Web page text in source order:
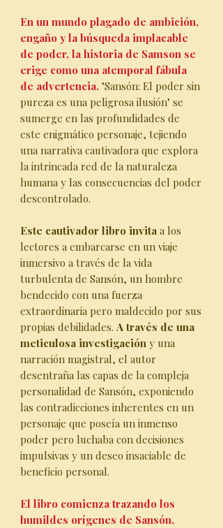
En un mundo plagado de ambición,
engaño y la búsqueda implacable
de poder, la historia de Samson se
erige como una atemporal fábula
de advertencia. "Sansón: El poder sin
pureza es una peligrosa ilusión" se
sumerge en las profundidades de
este enigmático personaje, tejiendo
una narrativa cautivadora que explora
la intrincada red de la naturaleza
humana y las consecuencias del poder
descontrolado.
Este cautivador libro invita a los
lectores a embarcarse en un viaje
inmersivo a través de la vida
turbulenta de Sansón, un hombre
bendecido con una fuerza
extraordinaria pero maldecido por sus
propias debilidades. A través de una
meticulosa investigación y una
narración magistral, el autor
desentraña las capas de la compleja
personalidad de Sansón, exponiendo
las contradicciones inherentes en un
personaje que poseía un inmenso
poder pero luchaba con decisiones
impulsivas y un deseo insaciable de
beneficio personal.
El libro comienza trazando los
humildes orígenes de Sansón,